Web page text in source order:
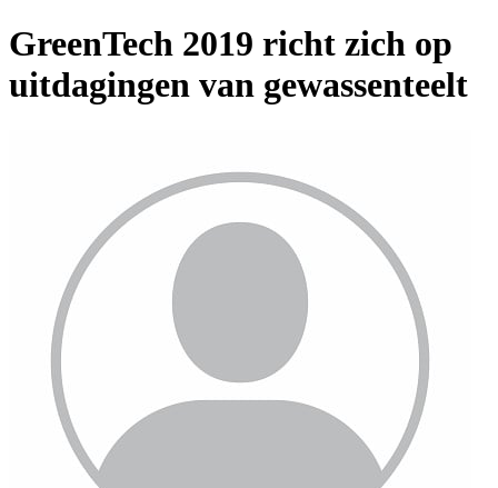
GreenTech 2019 richt zich op
uitdagingen van gewassenteelt